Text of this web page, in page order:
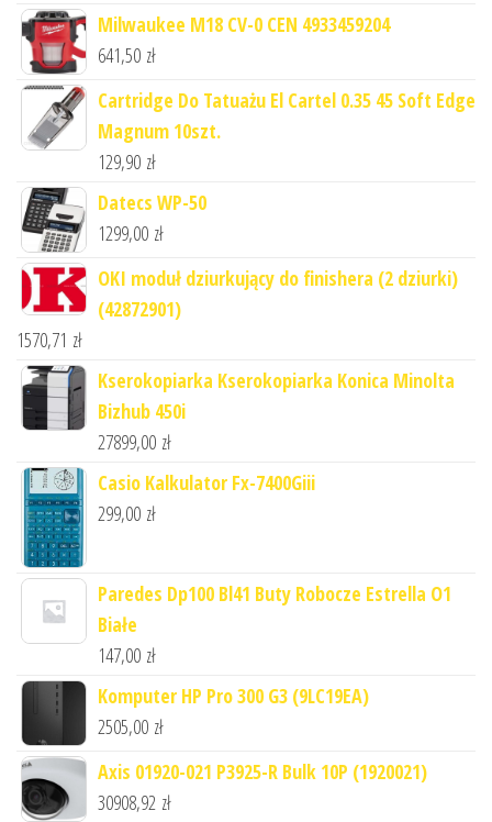
Milwaukee M18 CV-0 CEN 4933459204
641,50 zł
Cartridge Do Tatuażu El Cartel 0.35 45 Soft Edge
Magnum 10szt.
129,90 zł
Datecs WP-50
1299,00 zł
OKI moduł dziurkujący do finishera (2 dziurki)
(42872901)
1570,71 zł
Kserokopiarka Kserokopiarka Konica Minolta
Bizhub 450i
27899,00 zł
Casio Kalkulator Fx-7400Giii
299,00 zł
Paredes Dp100 Bl41 Buty Robocze Estrella O1
Białe
147,00 zł
Komputer HP Pro 300 G3 (9LC19EA)
2505,00 zł
Axis 01920-021 P3925-R Bulk 10P (1920021)
30908,92 zł